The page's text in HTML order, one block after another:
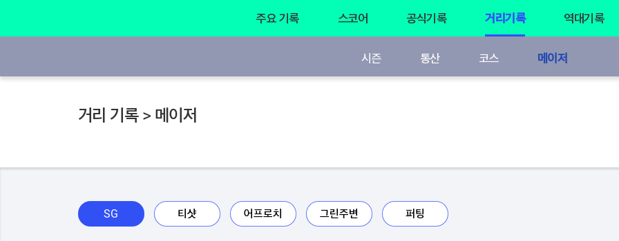
주요 기록 스코어 공식기록 거리기록 역대기록
시즌 통산 코스 메이저
거리 기록 > 메이저
SG 티샷 어프로치 그린주변 퍼팅